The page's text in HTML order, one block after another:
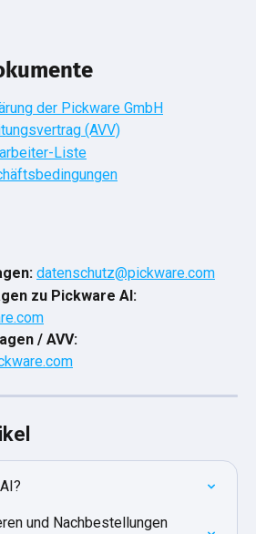
der Pickware GmbH
(AVV)
Liste
datenschutz@pickware.com
zu Pickware AI:
/ AVV:
und Nachbestellungen